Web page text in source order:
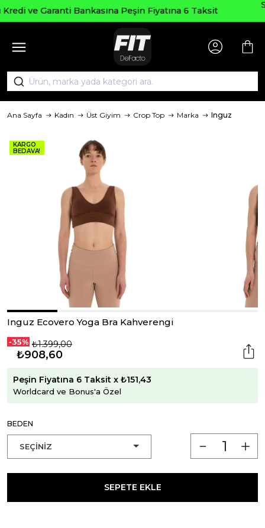
Fiyatına 6 Taksit
Seçili Ürünlerde ₺2000 Üzeri
AGUSTOS200
Ana Sayfa Kadın Üst Giyim Crop Top Marka Inguz
KARGO
BEDAVA!
Inguz Ecovero Yoga Bra Kahverengi
-35% ₺1.399,00
₺908,60
Peşin Fiyatına 6 Taksit x ₺151,43
Worldcard ve Bonus'a Özel
BEDEN
SEPETE EKLE